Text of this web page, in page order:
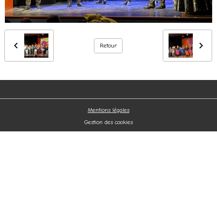
Retour
Mentions légales
Gestion des cookies